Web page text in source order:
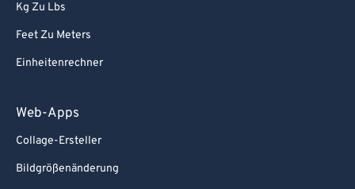
Kg Zu Lbs
Feet Zu Meters
Einheitenrechner
Web-Apps
Collage-Ersteller
Bildgrößenänderung